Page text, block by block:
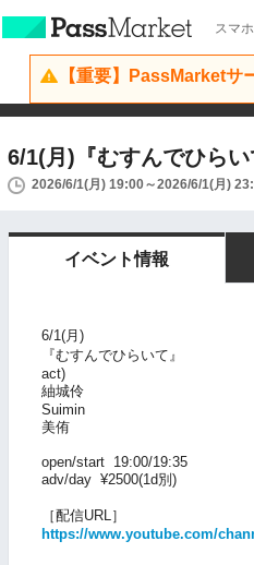
スマ
【重要】PassMarketサ
6/1(月)『むすんでひらい
2026/6/1(月) 19:00～2026/6/1(月)
イベント情報
6/1(月)
『むすんでひらいて』
act)
紬城伶
Suimin
美侑
open/start 19:00/19:35
adv/day ¥2500(1d別)
［配信URL］
https://www.youtube.com/